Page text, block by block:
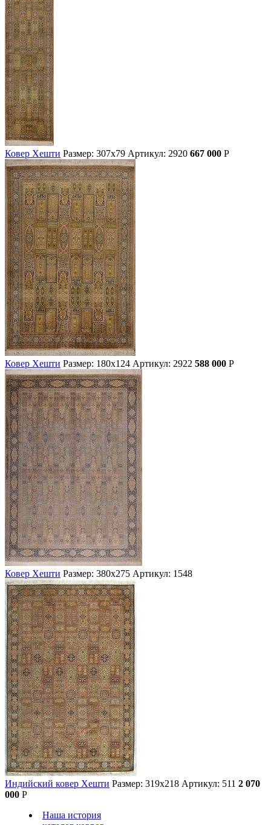
Ковер Хешти Размер: 307х79 Артикул: 2920 667 000 Р
Ковер Хешти Размер: 180х124 Артикул: 2922 588 000 Р
Ковер Хешти Размер: 380х275 Артикул: 1548
Индийский ковер Хешти Размер: 319х218 Артикул: 511 2 070
000 Р
Наша история